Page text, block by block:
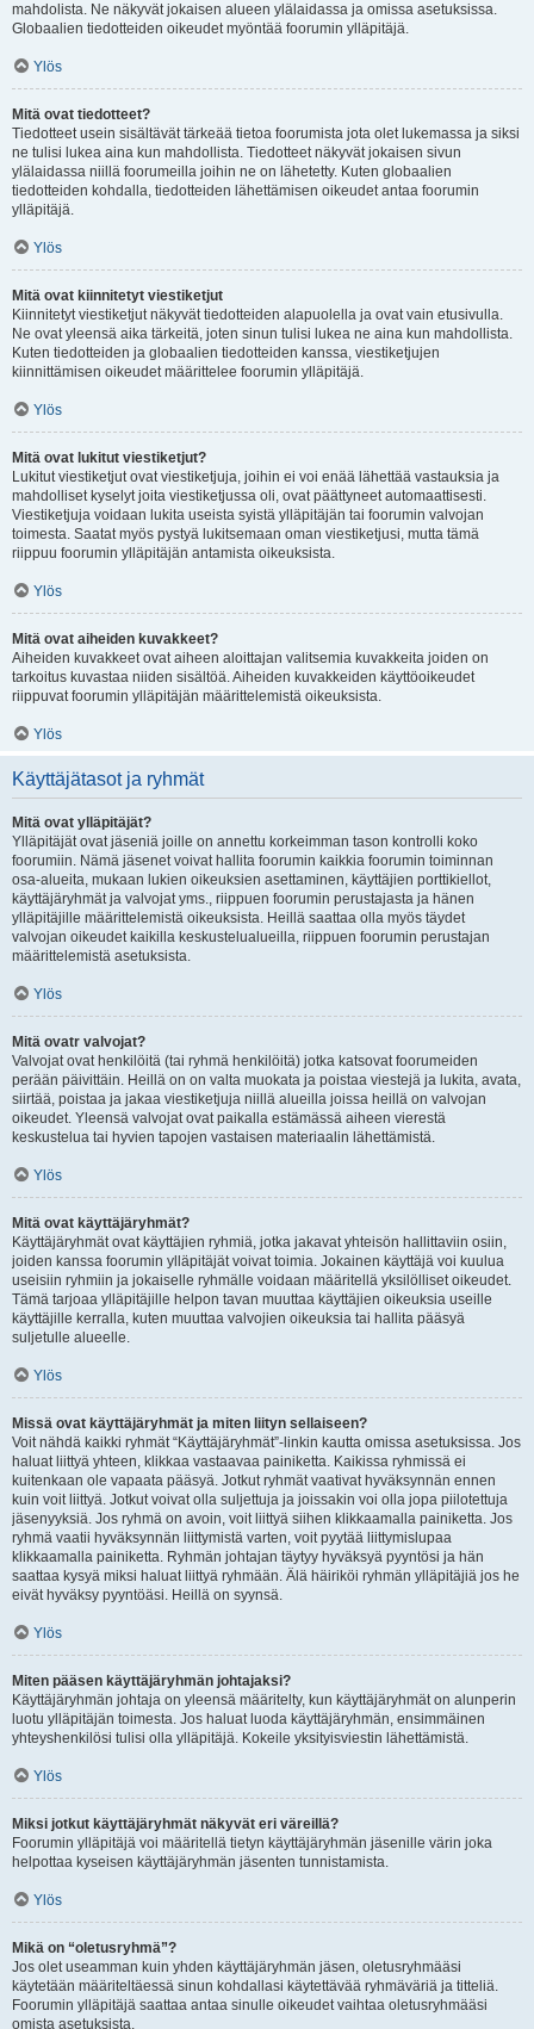
mahdolista. Ne näkyvät jokaisen alueen ylälaidassa ja omissa asetuksissa.
Globaalien tiedotteiden oikeudet myöntää foorumin ylläpitäjä.
Ylös
Mitä ovat tiedotteet?
Tiedotteet usein sisältävät tärkeää tietoa foorumista jota olet lukemassa ja siksi
ne tulisi lukea aina kun mahdollista. Tiedotteet näkyvät jokaisen sivun
ylälaidassa niillä foorumeilla joihin ne on lähetetty. Kuten globaalien
tiedotteiden kohdalla, tiedotteiden lähettämisen oikeudet antaa foorumin
ylläpitäjä.
Ylös
Mitä ovat kiinnitetyt viestiketjut
Kiinnitetyt viestiketjut näkyvät tiedotteiden alapuolella ja ovat vain etusivulla.
Ne ovat yleensä aika tärkeitä, joten sinun tulisi lukea ne aina kun mahdollista.
Kuten tiedotteiden ja globaalien tiedotteiden kanssa, viestiketjujen
kiinnittämisen oikeudet määrittelee foorumin ylläpitäjä.
Ylös
Mitä ovat lukitut viestiketjut?
Lukitut viestiketjut ovat viestiketjuja, joihin ei voi enää lähettää vastauksia ja
mahdolliset kyselyt joita viestiketjussa oli, ovat päättyneet automaattisesti.
Viestiketjuja voidaan lukita useista syistä ylläpitäjän tai foorumin valvojan
toimesta. Saatat myös pystyä lukitsemaan oman viestiketjusi, mutta tämä
riippuu foorumin ylläpitäjän antamista oikeuksista.
Ylös
Mitä ovat aiheiden kuvakkeet?
Aiheiden kuvakkeet ovat aiheen aloittajan valitsemia kuvakkeita joiden on
tarkoitus kuvastaa niiden sisältöä. Aiheiden kuvakkeiden käyttöoikeudet
riippuvat foorumin ylläpitäjän määrittelemistä oikeuksista.
Ylös
Käyttäjätasot ja ryhmät
Mitä ovat ylläpitäjät?
Ylläpitäjät ovat jäseniä joille on annettu korkeimman tason kontrolli koko
foorumiin. Nämä jäsenet voivat hallita foorumin kaikkia foorumin toiminnan
osa-alueita, mukaan lukien oikeuksien asettaminen, käyttäjien porttikiellot,
käyttäjäryhmät ja valvojat yms., riippuen foorumin perustajasta ja hänen
ylläpitäjille määrittelemistä oikeuksista. Heillä saattaa olla myös täydet
valvojan oikeudet kaikilla keskustelualueilla, riippuen foorumin perustajan
määrittelemistä asetuksista.
Ylös
Mitä ovatr valvojat?
Valvojat ovat henkilöitä (tai ryhmä henkilöitä) jotka katsovat foorumeiden
perään päivittäin. Heillä on on valta muokata ja poistaa viestejä ja lukita, avata,
siirtää, poistaa ja jakaa viestiketjuja niillä alueilla joissa heillä on valvojan
oikeudet. Yleensä valvojat ovat paikalla estämässä aiheen vierestä
keskustelua tai hyvien tapojen vastaisen materiaalin lähettämistä.
Ylös
Mitä ovat käyttäjäryhmät?
Käyttäjäryhmät ovat käyttäjien ryhmiä, jotka jakavat yhteisön hallittaviin osiin,
joiden kanssa foorumin ylläpitäjät voivat toimia. Jokainen käyttäjä voi kuulua
useisiin ryhmiin ja jokaiselle ryhmälle voidaan määritellä yksilölliset oikeudet.
Tämä tarjoaa ylläpitäjille helpon tavan muuttaa käyttäjien oikeuksia useille
käyttäjille kerralla, kuten muuttaa valvojien oikeuksia tai hallita pääsyä
suljetulle alueelle.
Ylös
Missä ovat käyttäjäryhmät ja miten liityn sellaiseen?
Voit nähdä kaikki ryhmät “Käyttäjäryhmät”-linkin kautta omissa asetuksissa. Jos
haluat liittyä yhteen, klikkaa vastaavaa painiketta. Kaikissa ryhmissä ei
kuitenkaan ole vapaata pääsyä. Jotkut ryhmät vaativat hyväksynnän ennen
kuin voit liittyä. Jotkut voivat olla suljettuja ja joissakin voi olla jopa piilotettuja
jäsenyyksiä. Jos ryhmä on avoin, voit liittyä siihen klikkaamalla painiketta. Jos
ryhmä vaatii hyväksynnän liittymistä varten, voit pyytää liittymislupaa
klikkaamalla painiketta. Ryhmän johtajan täytyy hyväksyä pyyntösi ja hän
saattaa kysyä miksi haluat liittyä ryhmään. Älä häiriköi ryhmän ylläpitäjiä jos he
eivät hyväksy pyyntöäsi. Heillä on syynsä.
Ylös
Miten pääsen käyttäjäryhmän johtajaksi?
Käyttäjäryhmän johtaja on yleensä määritelty, kun käyttäjäryhmät on alunperin
luotu ylläpitäjän toimesta. Jos haluat luoda käyttäjäryhmän, ensimmäinen
yhteyshenkilösi tulisi olla ylläpitäjä. Kokeile yksityisviestin lähettämistä.
Ylös
Miksi jotkut käyttäjäryhmät näkyvät eri väreillä?
Foorumin ylläpitäjä voi määritellä tietyn käyttäjäryhmän jäsenille värin joka
helpottaa kyseisen käyttäjäryhmän jäsenten tunnistamista.
Ylös
Mikä on “oletusryhmä”?
Jos olet useamman kuin yhden käyttäjäryhmän jäsen, oletusryhmääsi
käytetään määriteltäessä sinun kohdallasi käytettävää ryhmäväriä ja titteliä.
Foorumin ylläpitäjä saattaa antaa sinulle oikeudet vaihtaa oletusryhmääsi
omista asetuksista.